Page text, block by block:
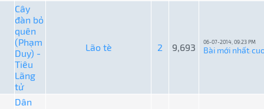
Cây
đàn bỏ
quên
(Phạm
Duy) -
Tiêu
Lãng
tử
Lão tè 2 9,693 06-07-2014, 09:23 PM
Bài mới nhất:
Dân